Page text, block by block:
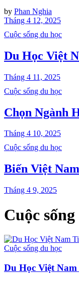
by Phan Nghia
Tháng 4 12, 2025
Cuộc sống du học
Du Học Việt
Tháng 4 11, 2025
Cuộc sống du học
Chọn Ngành
Tháng 4 10, 2025
Cuộc sống du học
Biến Việt
Tháng 4 9, 2025
Cuộc
Cuộc sống du học
Du Học Việt